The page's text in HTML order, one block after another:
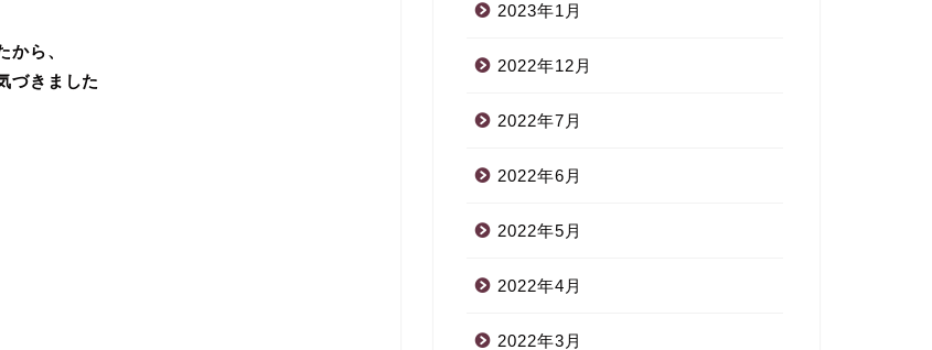
から、
づきました
2023年1月
2022年12月
2022年7月
2022年6月
2022年5月
2022年4月
2022年3月